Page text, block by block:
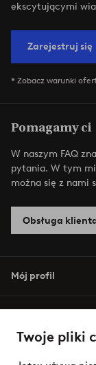
Twoje pliki
ekscytującymi
Zarejestruj się
* Zobacz warunki
Pomagamy ci
W naszym FAQ
pytania. W tym
można się z nami
Obsługa
Mój profil